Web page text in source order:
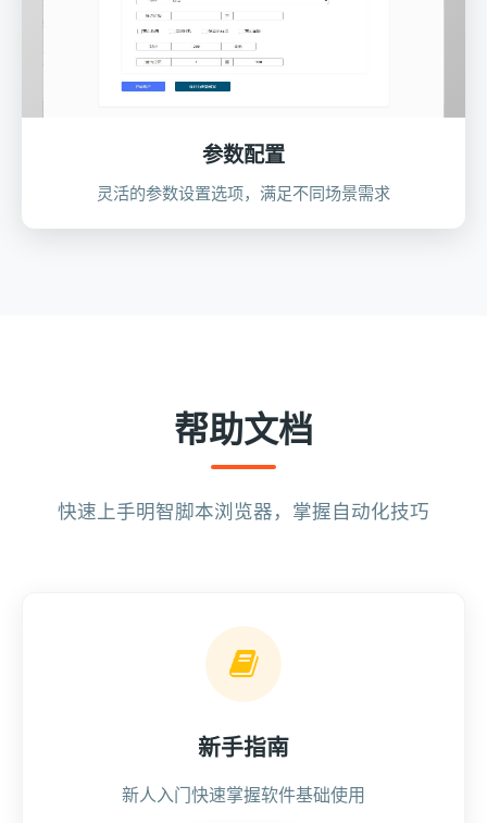
参数配置
灵活的参数设置选项，满足不同场景需求
帮助文档
快速上手明智脚本浏览器，掌握自动化技巧
新手指南
新人入门快速掌握软件基础使用